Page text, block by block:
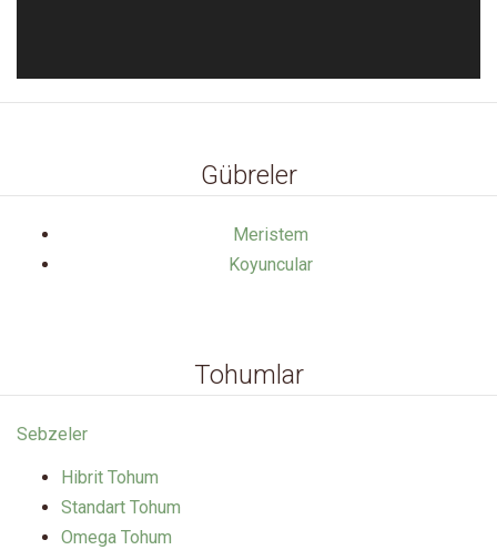
Gübreler
Meristem
Koyuncular
Tohumlar
Sebzeler
Hibrit Tohum
Standart Tohum
Omega Tohum